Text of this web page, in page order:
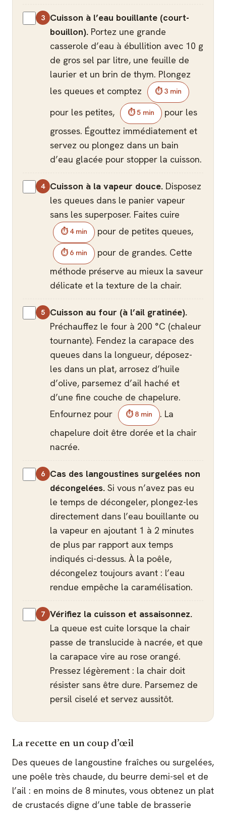
Cuisson à l’eau bouillante (court-
bouillon). Portez une grande
casserole d’eau à ébullition avec 10 g
de gros sel par litre, une feuille de
laurier et un brin de thym. Plongez
les queues et comptez
⏱ 3 min
pour les petites, ⏱ 5 min
pour les
grosses. Égouttez immédiatement et
servez ou plongez dans un bain
d’eau glacée pour stopper la cuisson.
Cuisson à la vapeur douce. Disposez
les queues dans le panier vapeur
sans les superposer. Faites cuire
⏱ 4 min pour de petites queues,
⏱ 6 min
pour de grandes. Cette
méthode préserve au mieux la saveur
délicate et la texture de la chair.
Cuisson au four (à l’ail gratinée).
Préchauffez le four à 200 °C (chaleur
tournante). Fendez la carapace des
queues dans la longueur, déposez-
les dans un plat, arrosez d’huile
d’olive, parsemez d’ail haché et
d’une fine couche de chapelure.
Enfournez pour
⏱ 8 min
. La
chapelure doit être dorée et la chair
nacrée.
Cas des langoustines surgelées non
décongelées. Si vous n’avez pas eu
le temps de décongeler, plongez-les
directement dans l’eau bouillante ou
la vapeur en ajoutant 1 à 2 minutes
de plus par rapport aux temps
indiqués ci-dessus. À la poêle,
décongelez toujours avant : l’eau
rendue empêche la caramélisation.
Vérifiez la cuisson et assaisonnez.
La queue est cuite lorsque la chair
passe de translucide à nacrée, et que
la carapace vire au rose orangé.
Pressez légèrement : la chair doit
résister sans être dure. Parsemez de
persil ciselé et servez aussitôt.
La recette en un coup d’œil
Des queues de langoustine fraîches ou surgelées,
une poêle très chaude, du beurre demi-sel et de
l’ail : en moins de 8 minutes, vous obtenez un plat
de crustacés digne d’une table de brasserie